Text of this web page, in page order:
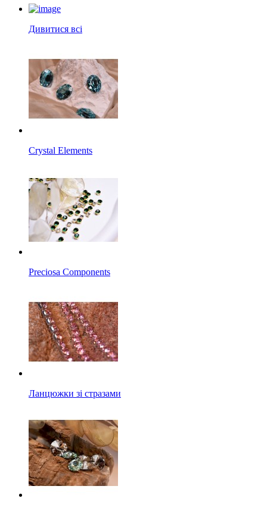
Дивитися всі
Crystal Elements
Preciosa Components
Ланцюжки зі стразами